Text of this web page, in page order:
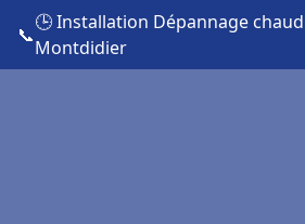
📞
🕒 Installation Dépannage
Montdidier